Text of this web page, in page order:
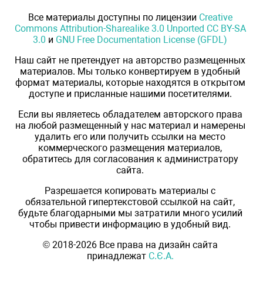
Все материалы доступны по лицензии Creative
Commons Attribution-Sharealike 3.0 Unported CC BY-SA
3.0 и GNU Free Documentation License (GFDL)
Наш сайт не претендует на авторство размещенных
материалов. Мы только конвертируем в удобный
формат материалы, которые находятся в открытом
доступе и присланные нашими посетителями.
Если вы являетесь обладателем авторского права
на любой размещенный у нас материал и намерены
удалить его или получить ссылки на место
коммерческого размещения материалов,
обратитесь для согласования к администратору
сайта.
Разрешается копировать материалы с
обязательной гипертекстовой ссылкой на сайт,
будьте благодарными мы затратили много усилий
чтобы привести информацию в удобный вид.
© 2018-2026 Все права на дизайн сайта
принадлежат С.Є.А.